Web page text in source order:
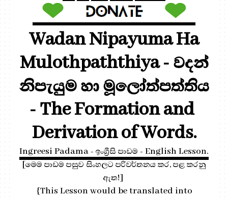
Wadan Nipayuma Ha
Mulothpaththiya - වදන්
නිපැයුම හා මූලෝත්පත්තිය
- The Formation and
Derivation of Words.
Ingreesi Padama - ඉංග්‍රීසි පාඩම - English Lesson.
[මෙම පාඩම පසුව සිංහලට පරිවර්තනය කර, පළ කරනු
ඇත!]
{This Lesson would be translated into